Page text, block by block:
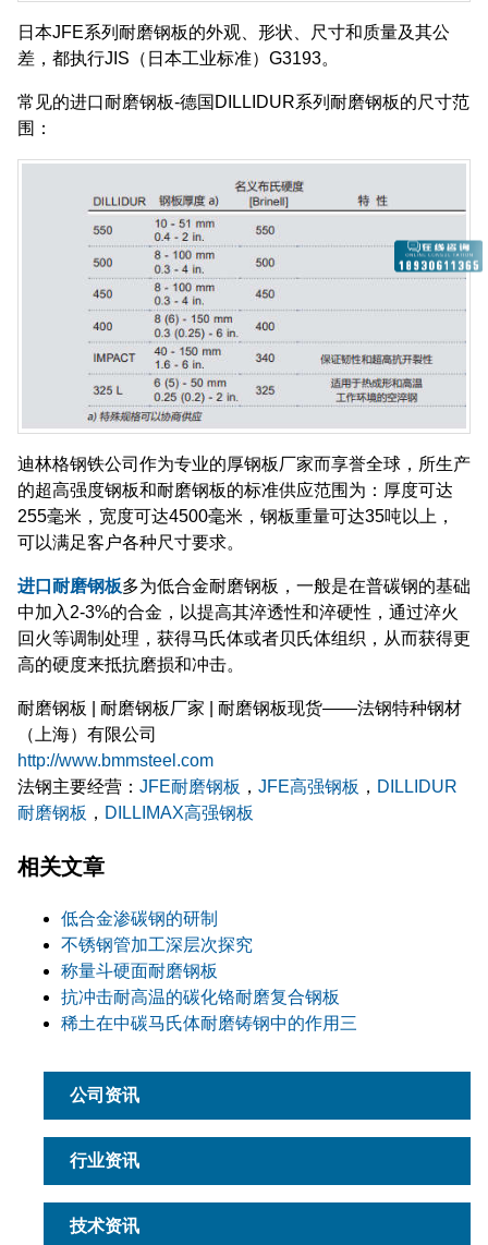
日本JFE系列耐磨钢板的外观、形状、尺寸和质量及其公
差，都执行JIS（日本工业标准）G3193。
常见的进口耐磨钢板-德国DILLIDUR系列耐磨钢板的尺寸范
围：
迪林格钢铁公司作为专业的厚钢板厂家而享誉全球，所生产
的超高强度钢板和耐磨钢板的标准供应范围为：厚度可达
255毫米，宽度可达4500毫米，钢板重量可达35吨以上，
可以满足客户各种尺寸要求。
进口耐磨钢板多为低合金耐磨钢板，一般是在普碳钢的基础
中加入2-3%的合金，以提高其淬透性和淬硬性，通过淬火
回火等调制处理，获得马氏体或者贝氏体组织，从而获得更
高的硬度来抵抗磨损和冲击。
耐磨钢板 | 耐磨钢板厂家 | 耐磨钢板现货——法钢特种钢材
（上海）有限公司
http://www.bmmsteel.com
法钢主要经营： JFE耐磨钢板 ， JFE高强钢板 ， DILLIDUR
耐磨钢板 ， DILLIMAX高强钢板
相关文章
低合金渗碳钢的研制
不锈钢管加工深层次探究
称量斗硬面耐磨钢板
抗冲击耐高温的碳化铬耐磨复合钢板
稀土在中碳马氏体耐磨铸钢中的作用三
公司资讯
行业资讯
技术资讯